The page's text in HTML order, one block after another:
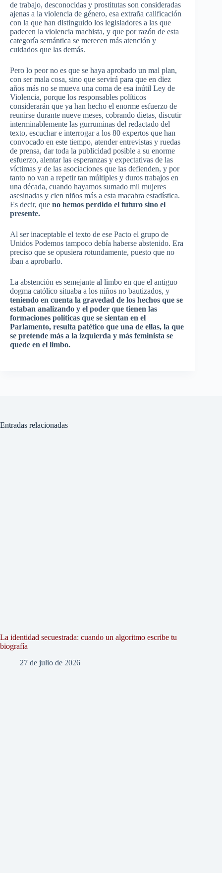
de trabajo, desconocidas y prostitutas son consideradas
ajenas a la violencia de género, esa extraña calificación
con la que han distinguido los legisladores a las que
padecen la violencia machista, y que por razón de esta
categoría semántica se merecen más atención y
cuidados que las demás.
Pero lo peor no es que se haya aprobado un mal plan,
con ser mala cosa, sino que servirá para que en diez
años más no se mueva una coma de esa inútil Ley de
Violencia, porque los responsables políticos
considerarán que ya han hecho el enorme esfuerzo de
reunirse durante nueve meses, cobrando dietas, discutir
interminablemente las gurruminas del redactado del
texto, escuchar e interrogar a los 80 expertos que han
convocado en este tiempo, atender entrevistas y ruedas
de prensa, dar toda la publicidad posible a su enorme
esfuerzo, alentar las esperanzas y expectativas de las
víctimas y de las asociaciones que las defienden, y por
tanto no van a repetir tan múltiples y duros trabajos en
una década, cuando hayamos sumado mil mujeres
asesinadas y cien niños más a esta macabra estadística.
Es decir, que no hemos perdido el futuro sino el
presente.
Al ser inaceptable el texto de ese Pacto el grupo de
Unidos Podemos tampoco debía haberse abstenido. Era
preciso que se opusiera rotundamente, puesto que no
iban a aprobarlo.
La abstención es semejante al limbo en que el antiguo
dogma católico situaba a los niños no bautizados, y
teniendo en cuenta la gravedad de los hechos que se
estaban analizando y el poder que tienen las
formaciones políticas que se sientan en el
Parlamento, resulta patético que una de ellas, la que
se pretende más a la izquierda y más feminista se
quede en el limbo.
Entradas relacionadas
La identidad secuestrada: cuando un algoritmo escribe tu
biografía
27 de julio de 2026